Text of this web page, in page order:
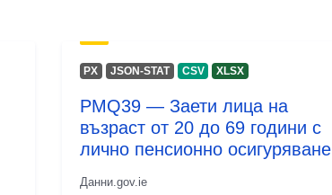
PX JSON-STAT CSV XLSX
PMQ39 — Заети лица на
възраст от 20 до 69 години с
лично пенсионно осигуряване
Данни.gov.ie